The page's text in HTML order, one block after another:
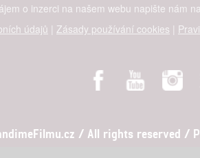
o inzerci na našem webu napište nám
údajů | Zásady používání cookies |
/ All rights reserved /